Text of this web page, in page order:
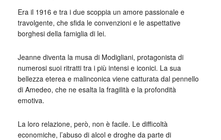
Era il 1916 e tra i due scoppia un amore passionale e
travolgente, che sfida le convenzioni e le aspettative
borghesi della famiglia di lei.
Jeanne diventa la musa di Modigliani, protagonista di
numerosi suoi ritratti tra i più intensi e iconici. La sua
bellezza eterea e malinconica viene catturata dal pennello
di Amedeo, che ne esalta la fragilità e la profondità
emotiva.
La loro relazione, però, non è facile. Le difficoltà
economiche, l’abuso di alcol e droghe da parte di